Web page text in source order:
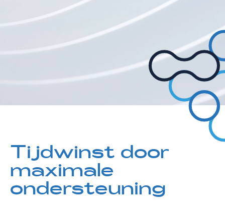
Tijdwinst door
maximale
ondersteuning